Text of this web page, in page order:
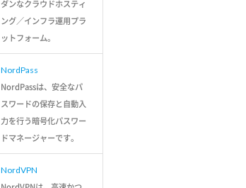
ダンなクラウドホスティ
ング／インフラ運用プラ
ットフォーム。
NordPass
NordPassは、安全なパ
スワードの保存と自動入
力を行う暗号化パスワー
ドマネージャーです。
NordVPN